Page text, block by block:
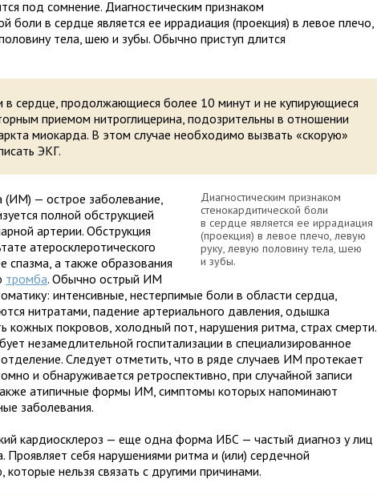
под сомнение. Диагностическим признаком
боли в сердце является ее иррадиация (проекция) в левое плечо,
тела, шею и зубы. Обычно приступ длится
в сердце, продолжающиеся более 10 минут и не купирующиеся
приемом нитроглицерина, подозрительны в отношении
миокарда. В этом случае необходимо вызвать «скорую»
ЭКГ.
Диагностическим признаком
стенокардитической боли
в сердце является ее иррадиация
(проекция) в левое плечо, левую
руку, левую половину тела, шею
и зубы.
(ИМ) — острое заболевание,
полной обструкцией
артерии. Обструкция
атеросклеротического
спазма, а также образования
тромба. Обычно острый ИМ
интенсивные, нестерпимые боли в области сердца,
нитратами, падение артериального давления, одышка
кожных покровов, холодный пот, нарушения ритма, страх смерти.
незамедлительной госпитализации в специализированное
Следует отметить, что в ряде случаев ИМ протекает
и обнаруживается ретроспективно, при случайной записи
атипичные формы ИМ, симптомы которых напоминают
заболевания.
кардиосклероз — еще одна форма ИБС — частый диагноз у лиц
Проявляет себя нарушениями ритма и (или) сердечной
нельзя связать с другими причинами.